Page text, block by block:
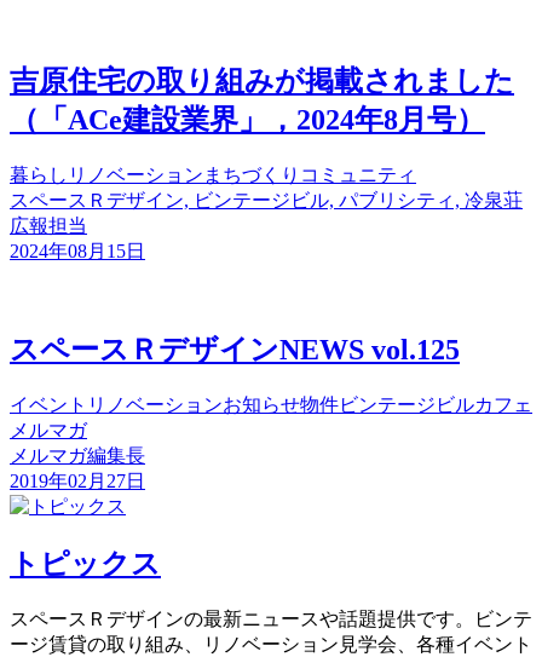
吉原住宅の取り組みが掲載されました
（「ACe建設業界」，2024年8月号）
暮らし リノベーション まちづくり コミュニティ
スペースＲデザイン, ビンテージビル, パブリシティ, 冷泉荘
広報担当
2024年08月15日
スペースＲデザインNEWS vol.125
イベント リノベーションお知らせ物件ビンテージビルカフェ
メルマガ
メルマガ編集長
2019年02月27日
トピックス
スペースＲデザインの最新ニュースや話題提供です。ビンテ
ージ賃貸の取り組み、リノベーション見学会、各種イベント